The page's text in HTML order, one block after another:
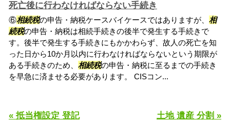
死亡後に行わなければならない手続き
⑥相続税の申告・納税ケースバイケースではありますが、 相
続税の申告・納税は相続手続きの後半で発生する手続きで
す。後半で発生する手続きにもかかわらず、故人の死亡を知
った日から10か月以内に行わなければならないという期限が
ある手続きのため、 相続税の申告・納税に至るまでの手続き
を早急に済ませる必要があります。 CISコン...
« 抵当権設定 登記 土地 遺産 分割 »